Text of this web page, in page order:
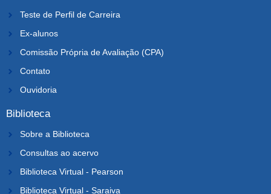
Teste de Perfil de Carreira
Ex-alunos
Comissão Própria de Avaliação (CPA)
Contato
Ouvidoria
Biblioteca
Sobre a Biblioteca
Consultas ao acervo
Biblioteca Virtual - Pearson
Biblioteca Virtual - Saraiva